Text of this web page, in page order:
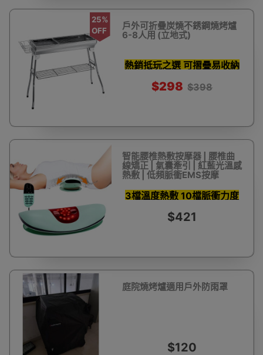
25%
OFF
戶外可折疊炭燒不銹鋼燒烤爐
6-8人用 (立地式)
熱銷抵玩之選 可摺疊易收納
$298 $398
智能腰椎熱敷按摩器 | 腰椎曲
線矯正 | 氣囊牽引 | 紅藍光溫感
熱敷 | 低頻脈衝EMS按摩
3檔溫度熱敷 10檔脈衝力度
$421
庭院燒烤爐適用戶外防雨罩
$120